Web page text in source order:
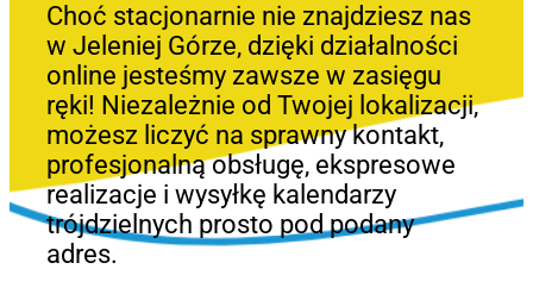
Choć stacjonarnie nie znajdziesz nas
w Jeleniej Górze, dzięki działalności
online jesteśmy zawsze w zasięgu
ręki! Niezależnie od Twojej lokalizacji,
możesz liczyć na sprawny kontakt,
profesjonalną obsługę, ekspresowe
realizacje i wysyłkę kalendarzy
trójdzielnych prosto pod podany
adres.